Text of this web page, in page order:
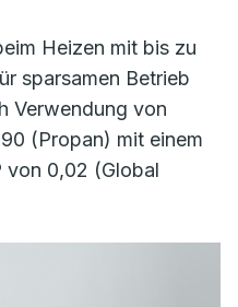
Heizen mit bis zu
sparsamen Betrieb
Verwendung von
(Propan) mit einem
von 0,02 (Global